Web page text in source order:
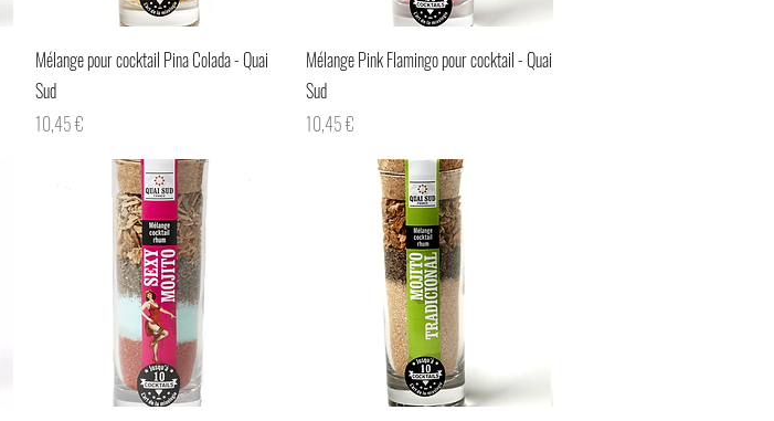
Aperçu rapide
Mélange pour cocktail Pina Colada - Quai
Sud
Prix
10,45 €
Aperçu rapide
Mélange Pink Flamingo pour cocktail - Quai
Sud
Prix
10,45 €